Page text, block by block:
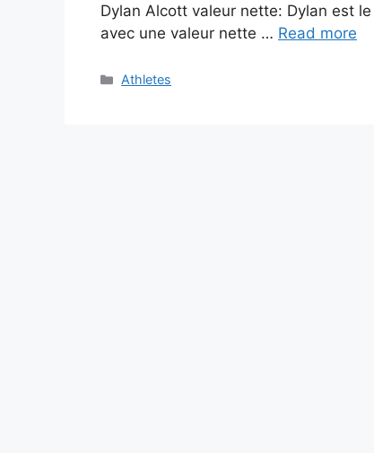
Dylan Alcott valeur nette: Dylan est
avec une valeur nette … Read more
Categories
Athletes